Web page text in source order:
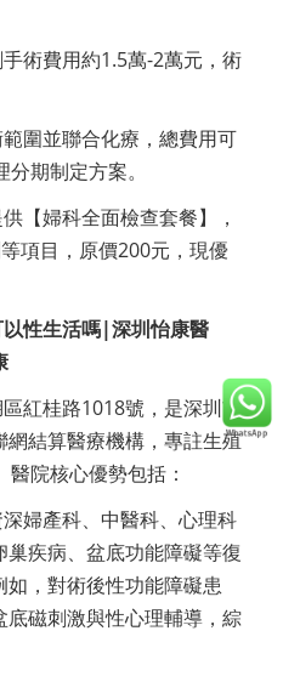
術費用約1.5萬-2萬元，術
圍並聯合化療，總費用可
期制定方案。
【婦科全面檢查套餐】，
項目，原價200元，現優
性生活嗎|深圳怡康醫
紅桂路1018號，是深圳市
結算醫療機構，專註生殖
院核心優勢包括：
婦產科、中醫科、心理科
疾病、盆底功能障礙等復
，對術後性功能障礙患
磁刺激與性心理輔導，綜